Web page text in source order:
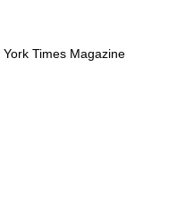
Times Magazine